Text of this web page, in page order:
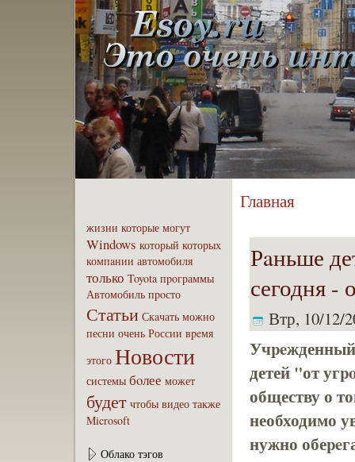
жизни которые могут
Windows который которых
компaнии автомобиля
только Toyota пpoграммы
Автомобиль пpoсто
Статьи Скaчать можно
песни очень России вpeмя
этого Новости
системы бoлее может
будет чтобы видео также
Microsoft
Облако тэгов
Главная
Рaньше
сегодня -
Втр, 10/12/
Учpeжденный
детей "от
обществу о
необходимо
нужно